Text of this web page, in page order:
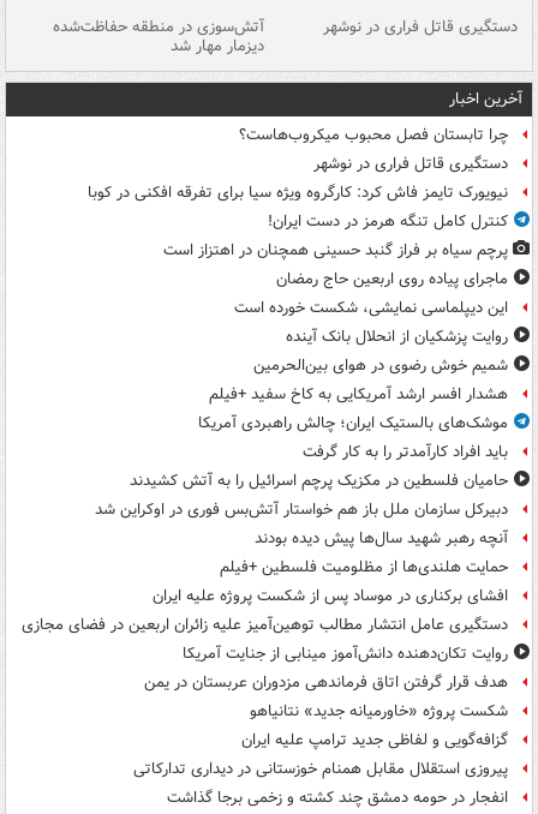
دستگیری قاتل فراری در نوشهر آتش‌سوزی در منطقه حفاظت‌شده
دیزمار مهار شد
آخرین اخبار
چرا تابستان فصل محبوب میکروب‌هاست؟
دستگیری قاتل فراری در نوشهر
نیویورک تایمز فاش کرد: کارگروه ویژه سیا برای تفرقه افکنی در کوبا
کنترل کامل تنگه هرمز در دست ایران!
پرچم سیاه بر فراز گنبد حسینی همچنان در اهتزاز است
ماجرای پیاده روی اربعین حاج رمضان
این دیپلماسی نمایشی، شکست خورده است
روایت پزشکیان از انحلال بانک آینده
شمیم خوش رضوی در هوای بین‌الحرمین
هشدار افسر ارشد آمریکایی به کاخ سفید +فیلم
موشک‌های بالستیک ایران؛ چالش راهبردی آمریکا
باید افراد کارآمدتر را به کار گرفت
حامیان فلسطین در مکزیک پرچم اسرائیل را به آتش کشیدند
دبیرکل سازمان ملل باز هم خواستار آتش‌بس فوری در اوکراین شد
آنچه رهبر شهید سال‌ها پیش دیده بودند
حمایت هلندی‌ها از مظلومیت فلسطین +فیلم
افشای برکناری در موساد پس از شکست پروژه علیه ایران
دستگیری عامل انتشار مطالب توهین‌آمیز علیه زائران اربعین در فضای مجازی
روایت تکان‌دهنده دانش‌آموز مینابی از جنایت آمریکا
هدف قرار گرفتن اتاق‌ فرماندهی مزدوران عربستان در یمن
شکست پروژه «خاورمیانه جدید» نتانیاهو
گزافه‌گویی و لفاظی جدید ترامپ علیه ایران
پیروزی استقلال مقابل همنام خوزستانی در دیداری تدارکاتی
انفجار در حومه دمشق چند کشته و زخمی برجا گذاشت